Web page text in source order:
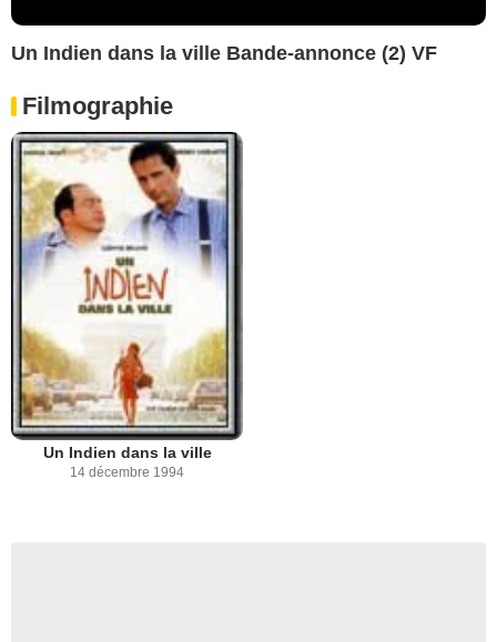
Un Indien dans la ville Bande-annonce (2) VF
Filmographie
Un Indien dans la ville
14 décembre 1994